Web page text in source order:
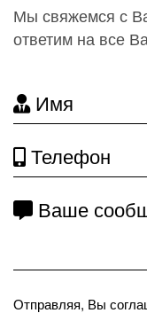
Мы свяжемся с
ответим на все
Имя
Телефон
Ваше
Отправляя, Вы